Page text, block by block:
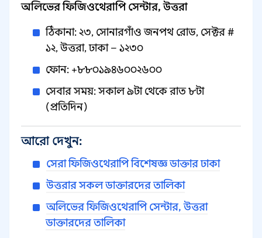
অলিভের ফিজিওথেরাপি সেন্টার, উত্তরা
ঠিকানা: ২৩, সোনারগাঁও জনপথ রোড, সেক্টর #
১২, উত্তরা, ঢাকা – ১২৩০
ফোন: +৮৮০১৯৪৬০০২৬০০
সেবার সময়: সকাল ৯টা থেকে রাত ৮টা
(প্রতিদিন)
আরো দেখুন:
সেরা ফিজিওথেরাপি বিশেষজ্ঞ ডাক্তার ঢাকা
উত্তরার সকল ডাক্তারদের তালিকা
অলিভের ফিজিওথেরাপি সেন্টার, উত্তরা
ডাক্তারদের তালিকা